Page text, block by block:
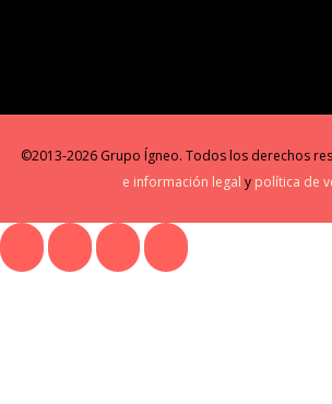
©2013-2026 Grupo Ígneo. Todos los derechos
e información legal y política de